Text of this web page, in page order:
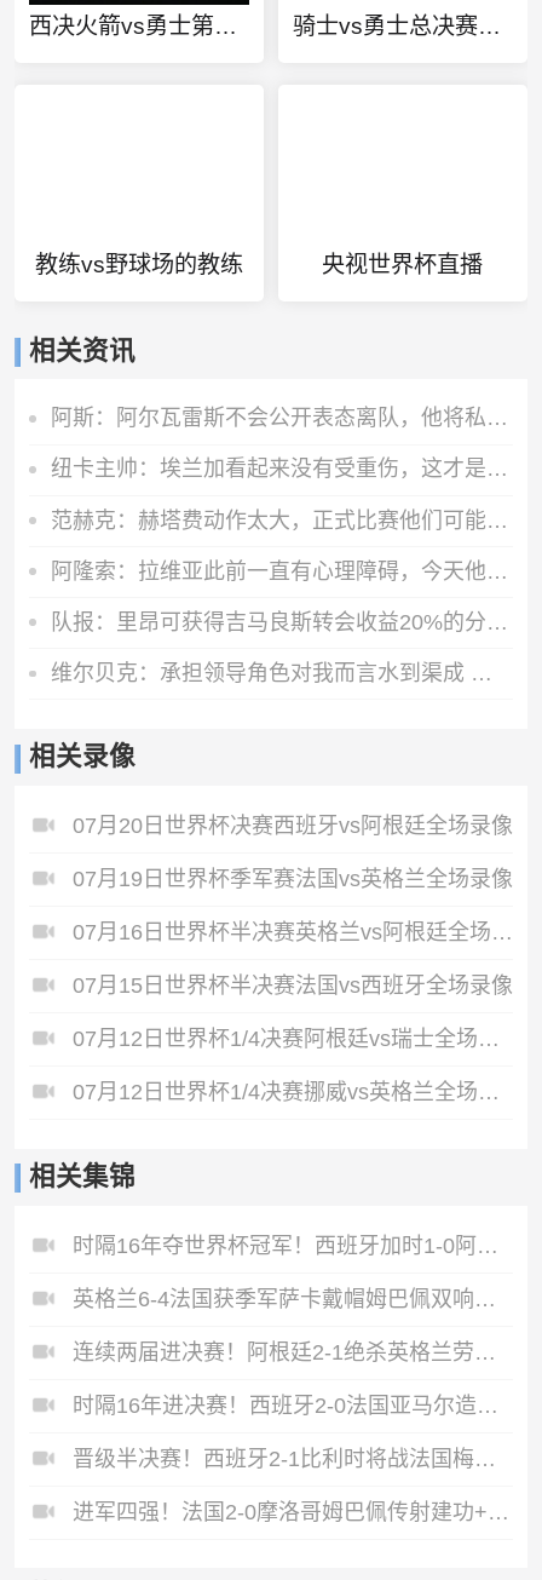
西决火箭vs勇士第6场 骑士vs勇士总决赛第五场
教练vs野球场的教练 央视世界杯直播
相关资讯
阿斯：阿尔瓦雷斯不会公开表态离队，他将私下与西蒙尼和马竞沟通
纽卡主帅：埃兰加看起来没有受重伤，这才是今晚最重要的
范赫克：赫塔费动作太大，正式比赛他们可能已经吃两三张红牌了
阿隆索：拉维亚此前一直有心理障碍，今天他很累但发自内心地开心
队报：里昂可获得吉马良斯转会收益20%的分成，大约为750万欧元
维尔贝克：承担领导角色对我而言水到渠成 我不怎么喜欢力量训练
相关录像
07月20日世界杯决赛西班牙vs阿根廷全场录像
07月19日世界杯季军赛法国vs英格兰全场录像
07月16日世界杯半决赛英格兰vs阿根廷全场录像
07月15日世界杯半决赛法国vs西班牙全场录像
07月12日世界杯1/4决赛阿根廷vs瑞士全场录像
07月12日世界杯1/4决赛挪威vs英格兰全场录像
相关集锦
时隔16年夺世界杯冠军！西班牙加时1-0阿根廷费兰制胜恩佐染红
英格兰6-4法国获季军萨卡戴帽姆巴佩双响创纪录奥利塞2助+失良机
连续两届进决赛！阿根廷2-1绝杀英格兰劳塔罗恩佐破门梅西两助攻
时隔16年进决赛！西班牙2-0法国亚马尔造点奥亚萨瓦尔、波罗破门
晋级半决赛！西班牙2-1比利时将战法国梅里诺替补绝杀拉门斯送礼
进军四强！法国2-0摩洛哥姆巴佩传射建功+失点登贝莱贴地斩